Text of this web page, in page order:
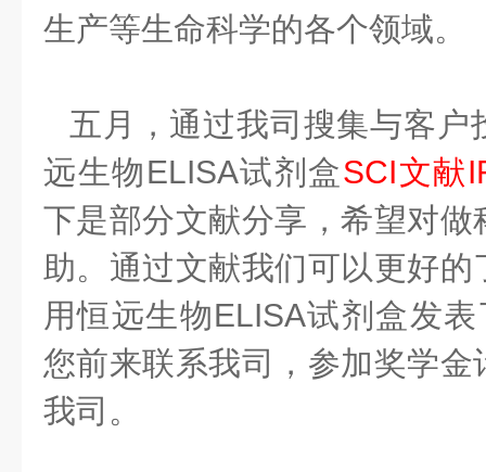
生产等生命科学的各个领域。
五月，通过我司搜集与客户
远生物ELISA试剂盒SCI文献
下是部分文献分享，希望对
助。通过文献我们可以更好
用恒远生物ELISA试剂盒发
您前来联系我司，参加奖学
我司。